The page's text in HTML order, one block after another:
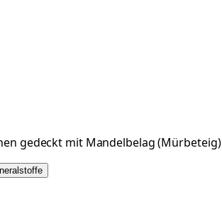
gedeckt mit Mandelbelag (Mürbeteig)